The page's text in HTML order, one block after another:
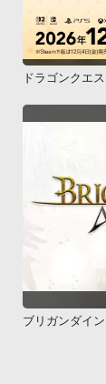
ドラゴンクエ
ブリガンダイ